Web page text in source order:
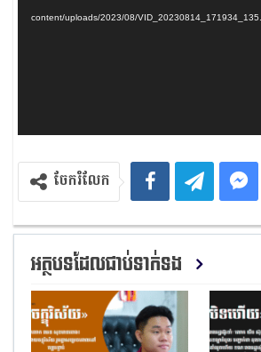
content/uploads/2023/08/
ចែករំលែក
អត្ថបទដែលជាប់ទាក់ទង